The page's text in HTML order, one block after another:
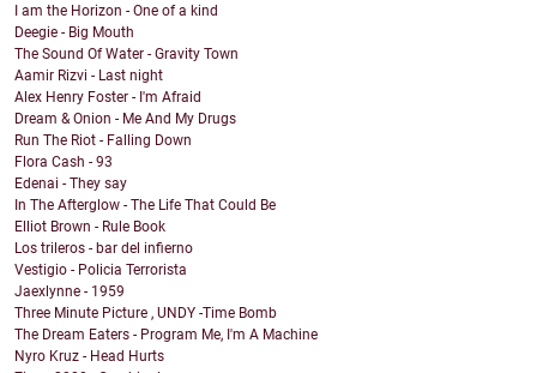
I am the Horizon - One of a kind
Deegie - Big Mouth
The Sound Of Water - Gravity Town
Aamir Rizvi - Last night
Alex Henry Foster - I'm Afraid
Dream & Onion - Me And My Drugs
Run The Riot - Falling Down
Flora Cash - 93
Edenai - They say
In The Afterglow - The Life That Could Be
Elliot Brown - Rule Book
Los trileros - bar del infierno
Vestigio - Policia Terrorista
Jaexlynne - 1959
Three Minute Picture , UNDY -Time Bomb
The Dream Eaters - Program Me, I'm A Machine
Nyro Kruz - Head Hurts